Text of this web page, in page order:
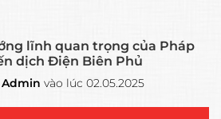
lĩnh quan trọng của Pháp
dịch Điện Biên Phủ
Admin vào lúc 02.05.2025